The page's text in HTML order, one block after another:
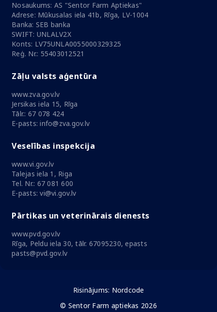
Nosaukums: AS "Sentor Farm Aptiekas"
Adrese: Mūkusalas iela 41b, Rīga, LV-1004
Banka: SEB banka
SWIFT: UNLALV2X
Konts: LV75UNLA0055000329325
Reģ. Nr.: 55403012521
Zāļu valsts aģentūra
www.zva.gov.lv
Jersikas iela 15, Rīga
Tālr.: 67 078 424
E-pasts: info@zva.gov.lv
Veselības inspekcija
www.vi.gov.lv
Talejas iela 1, Riga
Tel. Nr.: 67 081 600
E-pasts: vi@vi.gov.lv
Pārtikas un veterinārais dienests
www.pvd.gov.lv
Rīga, Peldu iela 30, tālr. 67095230, epasts
pasts@pvd.gov.lv
Risinājums: Nordcode
© Sentor Farm aptiekas 2026